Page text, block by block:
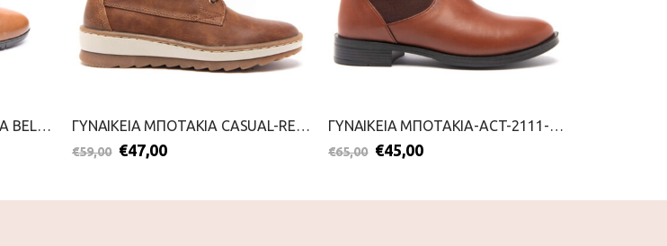
ΓΥΝΑΙΚΕΙΑ ΜΠΟΤΑΚΙΑ-MODA BELLA-2111-0363-ΚΑΦΕ ΓΥΝΑΙΚΕΙΑ ΜΠΟΤΑΚΙΑ CASUAL-REFRESH-2111-0398-ΚΑΜΕΛ
€59,00 €47,00
ΓΥΝΑΙΚΕΙΑ ΜΠΟΤΑΚΙΑ-ACT-2111-0428-ΤΑΜΠΑ
€65,00 €45,00